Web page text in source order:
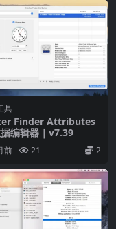
、关键词等新闻
理位置信息等。
投影类型、全景
具
Finder Attributes
据编辑器｜v7.39
前 21 2